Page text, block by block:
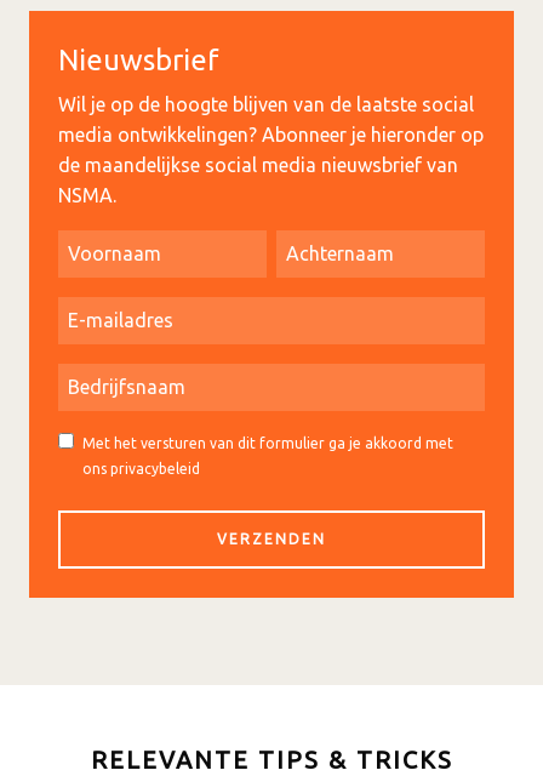
Nieuwsbrief
Wil je op de hoogte blijven van de laatste social
media ontwikkelingen? Abonneer je hieronder op
de maandelijkse social media nieuwsbrief van
NSMA.
Met het versturen van dit formulier ga je akkoord met
ons privacybeleid
RELEVANTE TIPS & TRICKS